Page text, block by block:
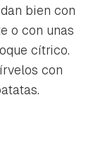
bien con
e o con unas
cítrico.
con